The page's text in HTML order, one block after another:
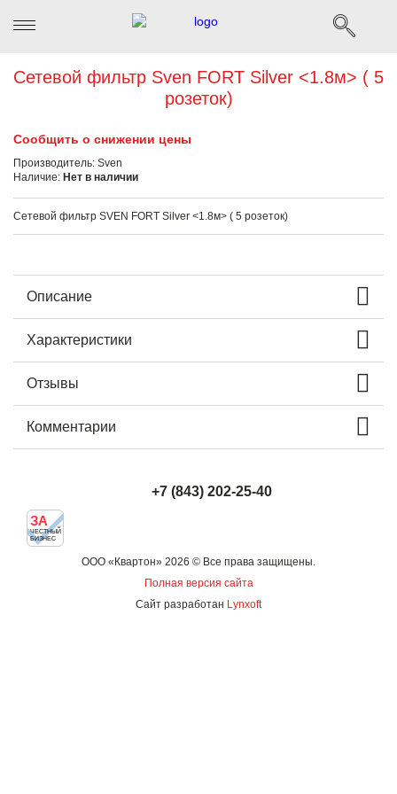
Сетевой фильтр Sven FORT Silver <1.8м> ( 5
розеток)
Сообщить о снижении цены
Производитель: Sven
Наличие: Нет в наличии
Сетевой фильтр SVEN FORT Silver <1.8м> ( 5 розеток)
Описание
Характеристики
Отзывы
Комментарии
+7 (843) 202-25-40
ЗА
ЧЕСТНЫЙ
БИЗНЕС
ООО «Квартон» 2026 © Все права защищены.
Полная версия сайта
Сайт разработан Lynxoft